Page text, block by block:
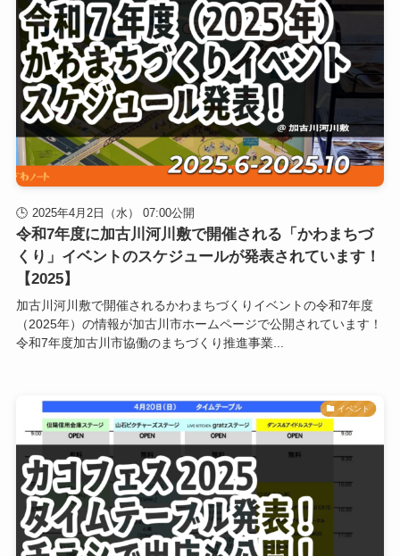
2025年4月2日（水） 07:00公開
令和7年度に加古川河川敷で開催される「かわまちづ
くり」イベントのスケジュールが発表されています！
【2025】
加古川河川敷で開催されるかわまちづくりイベントの令和7年度
（2025年）の情報が加古川市ホームページで公開されています！
令和7年度加古川市協働のまちづくり推進事業...
イベント